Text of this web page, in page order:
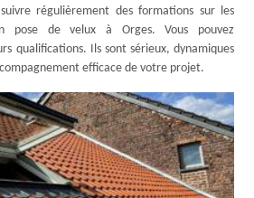
régulièrement des formations sur les
pose de velux à Orges. Vous pouvez
qualifications. Ils sont sérieux, dynamiques
efficace de votre projet.